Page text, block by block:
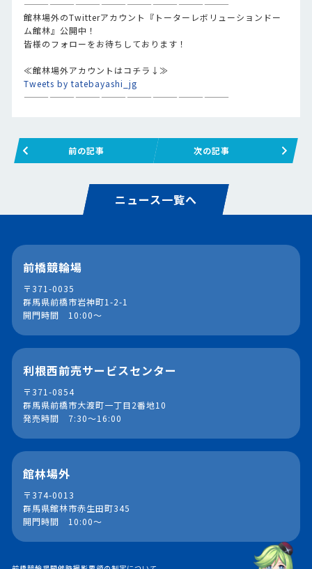
————————————————————————
館林場外のTwitterアカウント『トーターレボリューションドー
ム館林』公開中！
皆様のフォローをお待ちしております！
≪館林場外アカウントはコチラ↓≫
Tweets by tatebayashi_jg
————————————————————————
前の記事 次の記事
ニュース一覧へ
前橋競輪場
〒371-0035
群馬県前橋市岩神町1-2-1
開門時間 10:00～
利根西前売サービスセンター
〒371-0854
群馬県前橋市大渡町一丁目2番地10
発売時間 7:30～16:00
館林場外
〒374-0013
群馬県館林市赤生田町345
開門時間 10:00～